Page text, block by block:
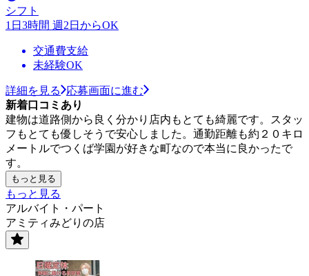
シフト
1日3時間 週2日からOK
交通費支給
未経験OK
詳細を見る
応募画面に進む
新着口コミあり
建物は道路側から良く分かり店内もとても綺麗です。スタッ
フもとても優しそうで安心しました。通勤距離も約２０キロ
メートルでつくば学園が好きな町なので本当に良かったで
す。
もっと見る
もっと見る
アルバイト・パート
アミティみどりの店